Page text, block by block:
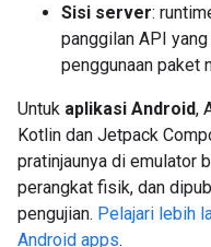
Sisi server:
panggilan API
penggunaan paket
Untuk aplikasi Android,
Kotlin dan Jetpack
pratinjaunya di emulator
perangkat fisik, dan
pengujian. Pelajari lebih
Android apps.